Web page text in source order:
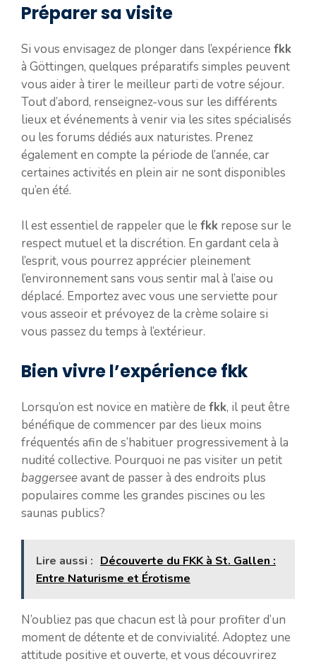
Préparer sa visite
Si vous envisagez de plonger dans l’expérience fkk
à Göttingen, quelques préparatifs simples peuvent
vous aider à tirer le meilleur parti de votre séjour.
Tout d’abord, renseignez-vous sur les différents
lieux et événements à venir via les sites spécialisés
ou les forums dédiés aux naturistes. Prenez
également en compte la période de l’année, car
certaines activités en plein air ne sont disponibles
qu’en été.
Il est essentiel de rappeler que le fkk repose sur le
respect mutuel et la discrétion. En gardant cela à
l’esprit, vous pourrez apprécier pleinement
l’environnement sans vous sentir mal à l’aise ou
déplacé. Emportez avec vous une serviette pour
vous asseoir et prévoyez de la crème solaire si
vous passez du temps à l’extérieur.
Bien vivre l’expérience fkk
Lorsqu’on est novice en matière de fkk, il peut être
bénéfique de commencer par des lieux moins
fréquentés afin de s’habituer progressivement à la
nudité collective. Pourquoi ne pas visiter un petit
baggerseeavant de passer à des endroits plus
populaires comme les grandes piscines ou les
saunas publics?
Lire aussi : Découverte du FKK à St. Gallen :
Entre Naturisme et Érotisme
N’oubliez pas que chacun est là pour profiter d’un
moment de détente et de convivialité. Adoptez une
attitude positive et ouverte, et vous découvrirez